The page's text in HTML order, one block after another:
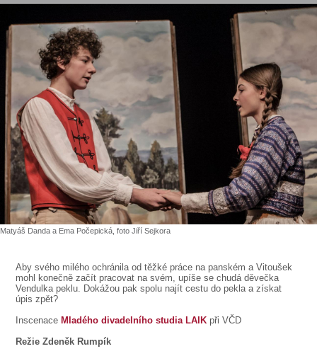
KONTAKTY
O DIVADLE
SOUBOR
DÁLE NABÍZÍME
Matyáš Danda a Ema Počepická, foto Jiří Sejkora
Aby svého milého ochránila od těžké práce na panském a Vitoušek
mohl konečně začít pracovat na svém, upíše se chudá děvečka
Vendulka peklu. Dokážou pak spolu najít cestu do pekla a získat
úpis zpět?
InscenaceMladého divadelního studia LAIK při VČD
Režie Zdeněk Rumpík